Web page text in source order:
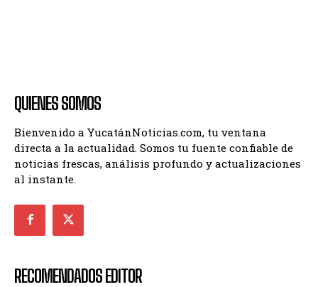
QUIENES SOMOS
Bienvenido a YucatánNoticias.com, tu ventana
directa a la actualidad. Somos tu fuente confiable de
noticias frescas, análisis profundo y actualizaciones
al instante.
RECOMENDADOS EDITOR